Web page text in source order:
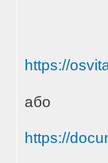
https://
або
https://